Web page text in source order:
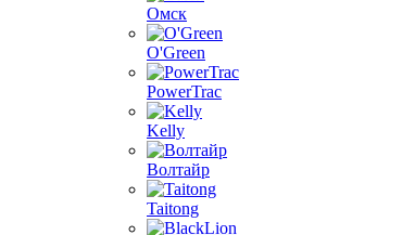
Омск
O'Green
PowerTrac
Kelly
Волтайр
Taitong